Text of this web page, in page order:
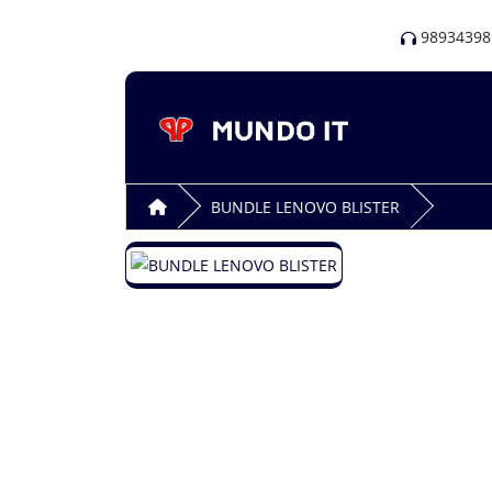
BUNDLE LENOVO BLISTER